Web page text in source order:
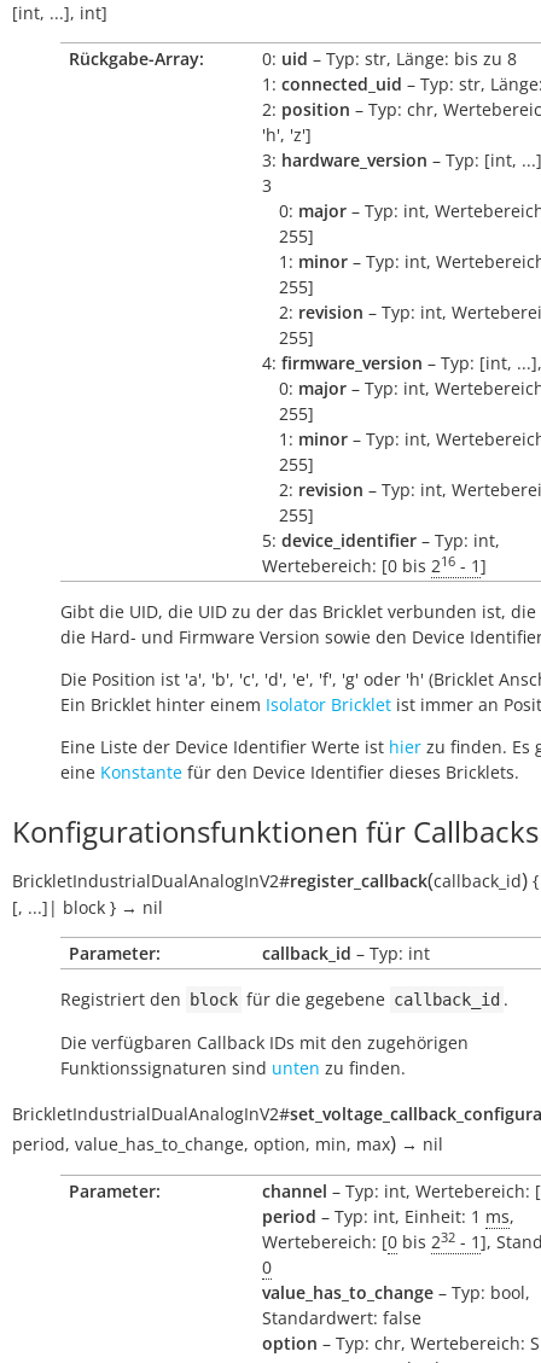
[int, ...], int]
Rückgabe-Array:
0: uid – Typ: str, Länge: bis zu 8
1: connected_uid – Typ: str,
2: position – Typ: chr,
'h', 'z']
3: hardware_version – Typ: [int,
3
0: major – Typ: int,
255]
1: minor – Typ: int,
255]
2: revision – Typ: int,
255]
4: firmware_version – Typ: [int,
0: major – Typ: int,
255]
1: minor – Typ: int,
255]
2: revision – Typ: int,
255]
5: device_identifier – Typ: int,
Wertebereich: [0 bis 216 - 1]
Gibt die UID, die UID zu der das Bricklet verbunden ist, die
die Hard- und Firmware Version sowie den Device
Die Position ist 'a', 'b', 'c', 'd', 'e', 'f', 'g' oder 'h' (Bricklet
Ein Bricklet hinter einem Isolator Bricklet ist immer an
Eine Liste der Device Identifier Werte ist hier zu finden. Es
eine Konstante für den Device Identifier dieses Bricklets.
Konfigurationsfunktionen für Callbacks
BrickletIndustrialDualAnalogInV2#register_callback(callback_id) {
[, ...]| block } → nil
Parameter:
callback_id – Typ: int
Registriert den
block für die gegebene callback_id .
Die verfügbaren Callback IDs mit den zugehörigen
Funktionssignaturen sind unten zu finden.
BrickletIndustrialDualAnalogInV2#
period, value_has_to_change, option, min, max) → nil
Parameter: channel – Typ: int, Wertebereich:
period – Typ: int, Einheit: 1 ms,
Wertebereich: [0 bis 232 - 1],
0
value_has_to_change – Typ: bool,
Standardwert: false
option – Typ: chr, Wertebereich: